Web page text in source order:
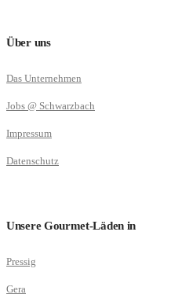
Über uns
Das Unternehmen
Jobs @ Schwarzbach
Impressum
Datenschutz
Unsere Gourmet-Läden in
Pressig
Gera